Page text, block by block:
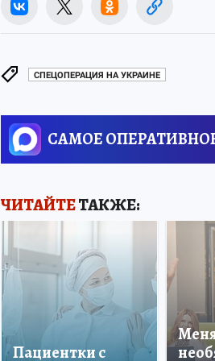
СПЕЦОПЕРАЦИЯ НА УКРАИНЕ
САМОЕ
ЧИТАЙТЕТАКЖЕ:
Пациентки с